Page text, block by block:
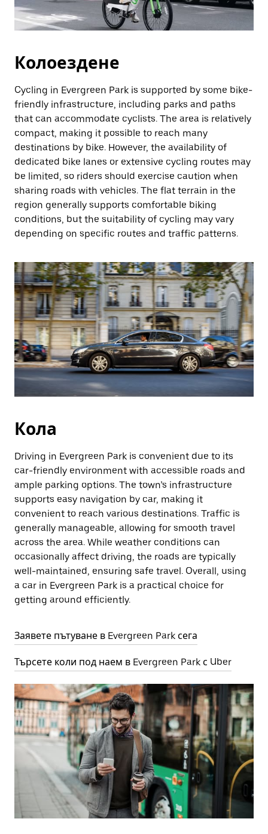
Колоездене
Cycling in Evergreen Park is supported by some bike-
friendly infrastructure, including parks and paths
that can accommodate cyclists. The area is relatively
compact, making it possible to reach many
destinations by bike. However, the availability of
dedicated bike lanes or extensive cycling routes may
be limited, so riders should exercise caution when
sharing roads with vehicles. The flat terrain in the
region generally supports comfortable biking
conditions, but the suitability of cycling may vary
depending on specific routes and traffic patterns.
Кола
Driving in Evergreen Park is convenient due to its
car-friendly environment with accessible roads and
ample parking options. The town’s infrastructure
supports easy navigation by car, making it
convenient to reach various destinations. Traffic is
generally manageable, allowing for smooth travel
across the area. While weather conditions can
occasionally affect driving, the roads are typically
well-maintained, ensuring safe travel. Overall, using
a car in Evergreen Park is a practical choice for
getting around efficiently.
Заявете пътуване в Evergreen Park сега
Търсете коли под наем в Evergreen Park с Uber